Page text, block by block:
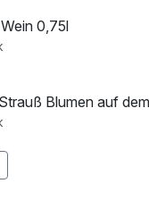
0,75l
Blumen auf